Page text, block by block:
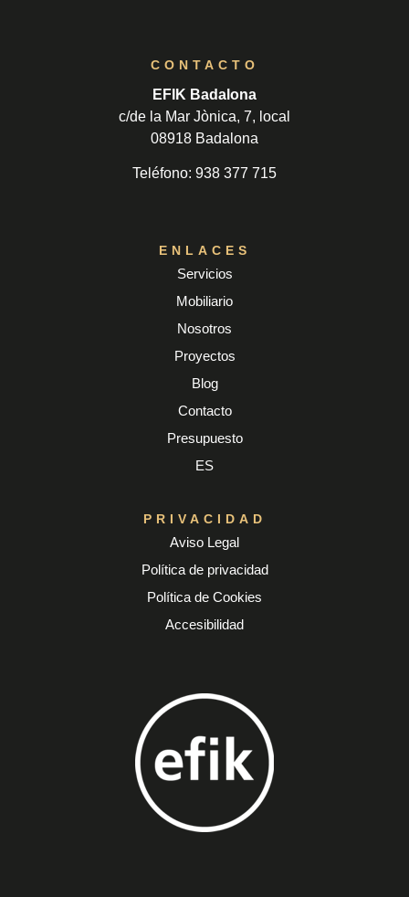
CONTACTO
EFIK Badalona
c/de la Mar Jònica, 7, local
08918 Badalona
Teléfono: 938 377 715
ENLACES
Servicios
Mobiliario
Nosotros
Proyectos
Blog
Contacto
Presupuesto
ES
PRIVACIDAD
Aviso Legal
Política de privacidad
Política de Cookies
Accesibilidad